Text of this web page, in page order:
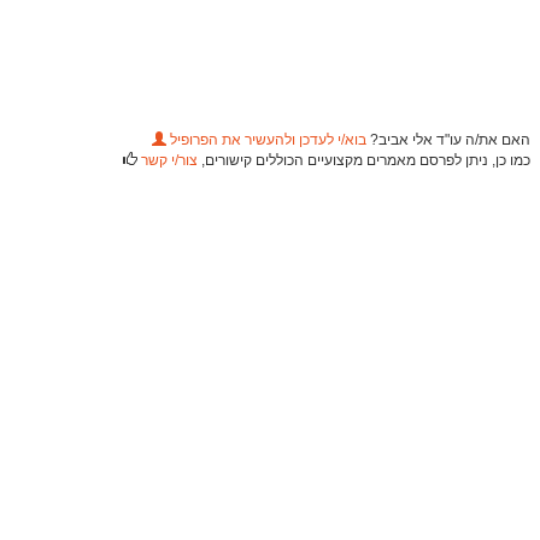
האם את/ה עו"ד אלי אביב? בוא/י לעדכן ולהעשיר את הפרופיל
כמו כן, ניתן לפרסם מאמרים מקצועיים הכוללים קישורים, צור/י קשר